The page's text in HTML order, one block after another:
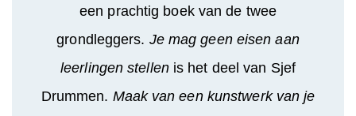
een prachtig boek van de twee
grondleggers. Je mag geen eisen aan
leerlingen stellen is het deel van Sjef
Drummen. Maak van een kunstwerk van je